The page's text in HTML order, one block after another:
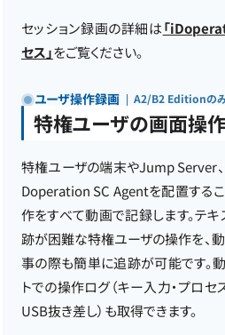
セッション録画の詳細は「
セス」をご覧ください。
ユーザ操作録画 A2/B2 Editionの
特権ユーザの画面操
特権ユーザの端末やJump Server
Doperation SC Agentを配置する
作をすべて動画で記録します。テ
跡が困難な特権ユーザの操作を、動
事の際も簡単に追跡が可能です。
トでの操作ログ（キー入力・プロセ
USB抜き差し）も取得できます。